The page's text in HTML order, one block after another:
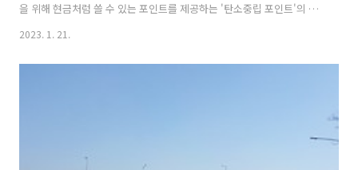
을 위해 현금처럼 쓸 수 있는 포인트를 제공하는 '탄소중립 포인트'의 항
목과 지급예산을 확대했습니다. 탄소중립 포인트 제도는 2009년 에너지
감축), 지난해부터는 녹색생활 실천 분야로 확대됐죠. 일상생활 속에서
러 등) 이용 ▲일회용컵 반환 ▲폐휴대폰 반납 ▲고품질 재활용품(투명
페트병 등) 배출 등..
2023. 1. 21.